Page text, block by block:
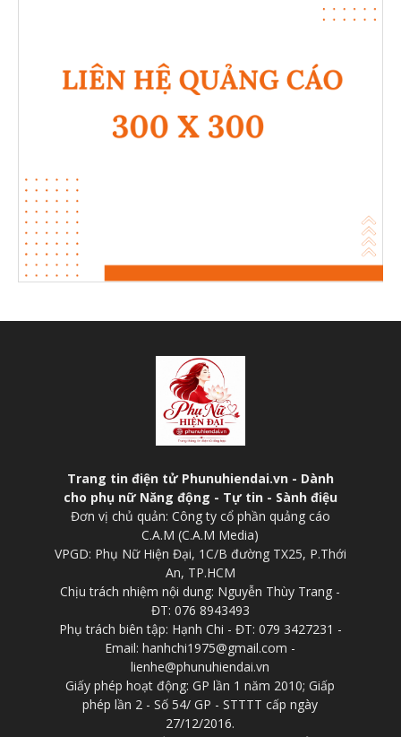
Trang tin điện tử Phunuhiendai.vn - Dành
cho phụ nữ Năng động - Tự tin - Sành điệu
Đơn vị chủ quản: Công ty cổ phần quảng cáo
C.A.M (C.A.M Media)
VPGD: Phụ Nữ Hiện Đại, 1C/B đường TX25, P.Thới
An, TP.HCM
Chịu trách nhiệm nội dung: Nguyễn Thùy Trang -
ĐT: 076 8943493
Phụ trách biên tập: Hạnh Chi - ĐT: 079 3427231 -
Email: hanhchi1975@gmail.com -
lienhe@phunuhiendai.vn
Giấy phép hoạt động: GP lần 1 năm 2010; Giấp
phép lần 2 - Số 54/ GP - STTTT cấp ngày
27/12/2016.